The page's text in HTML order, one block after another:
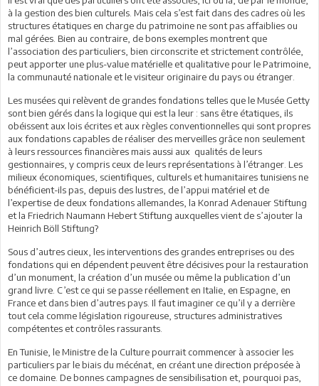
à la gestion des bien culturels. Mais cela s’est fait dans des cadres où les
structures étatiques en charge du patrimoine ne sont pas affaiblies ou
mal gérées. Bien au contraire, de bons exemples montrent que
l’association des particuliers, bien circonscrite et strictement contrôlée,
peut apporter une plus-value matérielle et qualitative pour le Patrimoine,
la communauté nationale et le visiteur originaire du pays ou étranger.
Les musées qui relèvent de grandes fondations telles que le Musée Getty
sont bien gérés dans la logique qui est la leur : sans être étatiques, ils
obéissent aux lois écrites et aux règles conventionnelles qui sont propres
aux fondations capables de réaliser des merveilles grâce non seulement
à leurs ressources financières mais aussi aux qualités de leurs
gestionnaires, y compris ceux de leurs représentations à l’étranger. Les
milieux économiques, scientifiques, culturels et humanitaires tunisiens ne
bénéficient-ils pas, depuis des lustres, de l’appui matériel et de
l’expertise de deux fondations allemandes, la Konrad Adenauer Stiftung
et la Friedrich Naumann Hebert Stiftung auxquelles vient de s’ajouter la
Heinrich Böll Stiftung?
Sous d’autres cieux, les interventions des grandes entreprises ou des
fondations qui en dépendent peuvent être décisives pour la restauration
d’un monument, la création d’un musée ou même la publication d’un
grand livre. C’est ce qui se passe réellement en Italie, en Espagne, en
France et dans bien d’autres pays. Il faut imaginer ce qu’il y a derrière
tout cela comme législation rigoureuse, structures administratives
compétentes et contrôles rassurants.
En Tunisie, le Ministre de la Culture pourrait commencer à associer les
particuliers par le biais du mécénat, en créant une direction préposée à
ce domaine. De bonnes campagnes de sensibilisation et, pourquoi pas,